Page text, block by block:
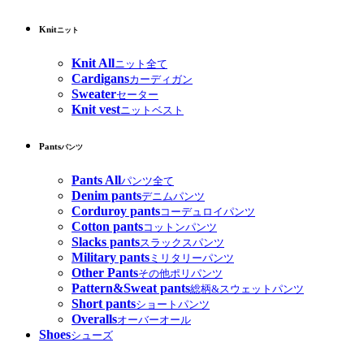
Knitニット
Knit Allニット全て
Cardigansカーディガン
Sweaterセーター
Knit vestニットベスト
Pantsパンツ
Pants Allパンツ全て
Denim pantsデニムパンツ
Corduroy pantsコーデュロイパンツ
Cotton pantsコットンパンツ
Slacks pantsスラックスパンツ
Military pants ミリタリーパンツ
Other Pantsその他ポリパンツ
Pattern&Sweat pants総柄&スウェットパンツ
Short pantsショートパンツ
Overallsオーバーオール
Shoesシューズ